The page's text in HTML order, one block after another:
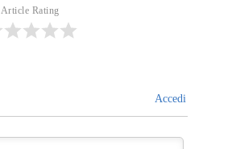
Article Rating
Accedi